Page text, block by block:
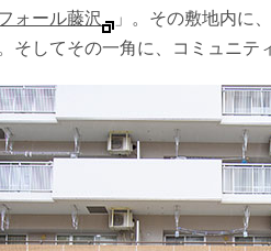
ォール藤沢
」。その敷地内に
そしてその一角に、コミュニテ